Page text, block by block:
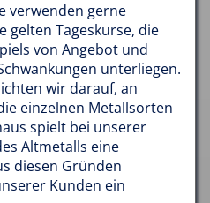
verwenden gerne
gelten Tageskurse, die
von Angebot und
unterliegen.
wir darauf, an
einzelnen Metallsorten
spielt bei unserer
Altmetalls eine
diesen Gründen
Kunden ein